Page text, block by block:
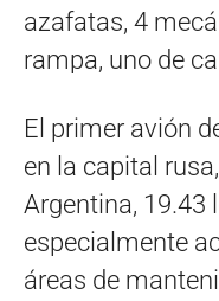
azafatas, 4
rampa, uno de
El primer avión
en la capital
Argentina, 19.43
especialmente
áreas de